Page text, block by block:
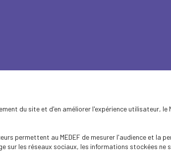
du site et d'en améliorer l'expérience utilisateur,
permettent au MEDEF de mesurer l'audience et la
sur les réseaux sociaux, les informations stockées